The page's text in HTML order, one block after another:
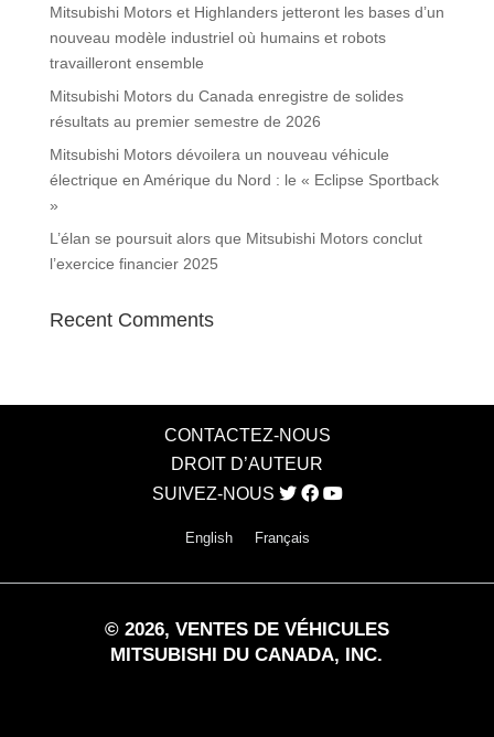
Mitsubishi Motors et Highlanders jetteront les bases d’un
nouveau modèle industriel où humains et robots
travailleront ensemble
Mitsubishi Motors du Canada enregistre de solides
résultats au premier semestre de 2026
Mitsubishi Motors dévoilera un nouveau véhicule
électrique en Amérique du Nord : le « Eclipse Sportback
»
L’élan se poursuit alors que Mitsubishi Motors conclut
l’exercice financier 2025
Recent Comments
CONTACTEZ-NOUS
DROIT D’AUTEUR
SUIVEZ-NOUS
English Français
© 2026, VENTES DE VÉHICULES
MITSUBISHI DU CANADA, INC.